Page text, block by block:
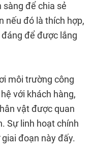
để chia sẻ
nếu đó là thích hợp,
để được lắng
môi trường công
với khách hàng,
vật được quan
Sự linh hoạt chính
đoạn này đấy.